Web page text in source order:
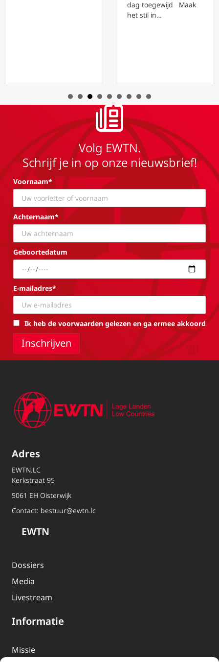
dag toegewijd Maak
het stil in…
Volg EWTN.
Schrijf je in op onze nieuwsbrief!
Voornaam*
Achternaam*
Geboortedatum
E-mailadres*
Ik heb de voorwaarden gelezen en ga ermee akkoord
Adres
EWTN.LC
Kerkstraat 95
5061 EH Oisterwijk
Contact: bestuur@ewtn.lc
EWTN
Dossiers
Media
Livestream
Informatie
Missie